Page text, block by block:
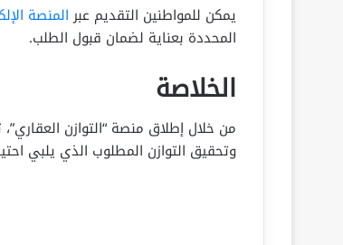
يمكن للمواطنين التقديم عبرالمنصة
المحددة بعناية لضمان قبول الطلب.
الخلاصة
من خلال إطلاق منصة “التوازن
وتحقيق التوازن المطلوب الذي يلبي